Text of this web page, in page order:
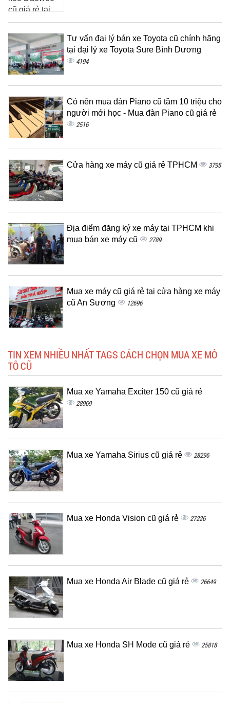
Tư vấn đại lý bán xe Toyota cũ chính hãng
tại đại lý xe Toyota Sure Bình Dương
4194
Có nên mua đàn Piano cũ tầm 10 triệu cho
người mới học - Mua đàn Piano cũ giá rẻ
2516
Cửa hàng xe máy cũ giá rẻ TPHCM 3795
Địa điểm đăng ký xe máy tại TPHCM khi
mua bán xe máy cũ
2789
Mua xe máy cũ giá rẻ tại cửa hàng xe máy
cũ An Sương
12696
TIN XEM NHIỀU NHẤT TAGS CÁCH CHỌN MUA XE MÔ
TÔ CŨ
Mua xe Yamaha Exciter 150 cũ giá rẻ
28969
Mua xe Yamaha Sirius cũ giá rẻ 28296
Mua xe Honda Vision cũ giá rẻ 27226
Mua xe Honda Air Blade cũ giá rẻ 26649
Mua xe Honda SH Mode cũ giá rẻ 25818